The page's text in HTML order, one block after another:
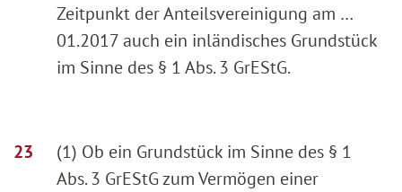
Zeitpunkt der Anteilsvereinigung am …
01.2017 auch ein inländisches Grundstück
im Sinne des § 1 Abs. 3 GrEStG.
(1) Ob ein Grundstück im Sinne des § 1
Abs. 3 GrEStG zum Vermögen einer